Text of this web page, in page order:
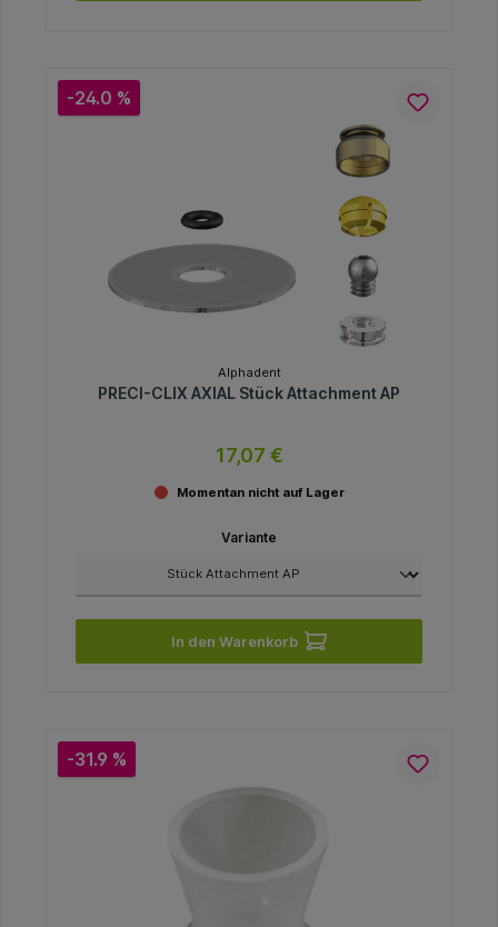
-24.0 %
Alphadent
PRECI-CLIX AXIAL Stück Attachment AP
17,07 €
Momentan nicht auf Lager
Variante
In den Warenkorb
-31.9 %